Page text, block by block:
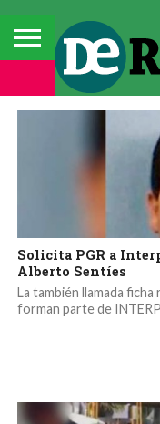
TEMAS
DEL
#CONSTITUYENTE
MÉXICO
METROPOLI
POLICIACA
ESPECTÁCULOS
CULTURA
FINANZAS
CIENCIA Y
TECNOLOGÍA
MUJER
Solicita PGR a
Alberto Sentíes
La también llamada
forman parte de